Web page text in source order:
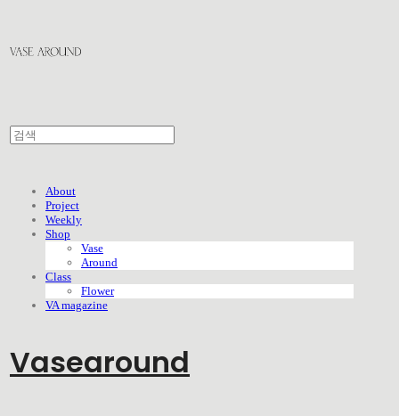
About
Project
Weekly
Shop
Vase
Around
Class
Flower
VA magazine
Vasearound